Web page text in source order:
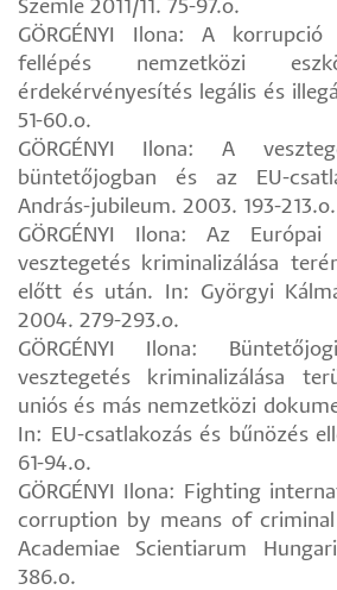
Szemle 2011/11. 75-97.o.
GÖRGÉNYI Ilona: A
fellépés nemzetközi
érdekérvényesítés legális és
51-60.o.
GÖRGÉNYI Ilona: A
büntetőjogban és az EU-
András-jubileum. 2003. 193-213.o.
GÖRGÉNYI Ilona: Az
vesztegetés kriminalizálása
előtt és után. In: Györgyi
2004. 279-293.o.
GÖRGÉNYI Ilona:
vesztegetés kriminalizálása
uniós és más nemzetközi
In: EU-csatlakozás és bűnözés
61-94.o.
GÖRGÉNYI Ilona: Fighting
corruption by means of
Academiae Scientiarum
386.o.